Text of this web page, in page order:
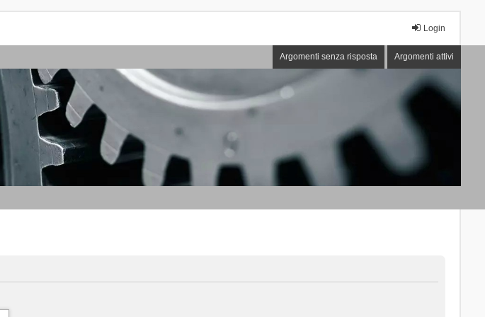
Login
Argomenti senza risposta Argomenti attivi